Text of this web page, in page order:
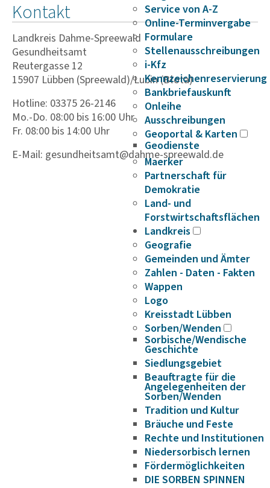
Service von A-Z
Online-Terminvergabe
Formulare
Stellenausschreibungen
i-Kfz
Kennzeichenreservierung
Bankbriefauskunft
Onleihe
Ausschreibungen
Geoportal & Karten
Geodienste
Maerker
Partnerschaft für
Demokratie
Land- und
Forstwirtschaftsflächen
Landkreis
Geografie
Gemeinden und Ämter
Zahlen - Daten - Fakten
Wappen
Logo
Kreisstadt Lübben
Sorben/Wenden
Sorbische/Wendische
Geschichte
Siedlungsgebiet
Beauftragte für die
Angelegenheiten der
Sorben/Wenden
Tradition und Kultur
Bräuche und Feste
Rechte und Institutionen
Niedersorbisch lernen
Fördermöglichkeiten
DIE SORBEN SPINNEN
Kontakt
Landkreis Dahme-Spreewald
Gesundheitsamt
Reutergasse 12
15907 Lübben (Spreewald)/Lubin (Błota)
Hotline: 03375 26-2146
Mo.-Do. 08:00 bis 16:00 Uhr
Fr. 08:00 bis 14:00 Uhr
E-Mail: gesundheitsamt@dahme-spreewald.de